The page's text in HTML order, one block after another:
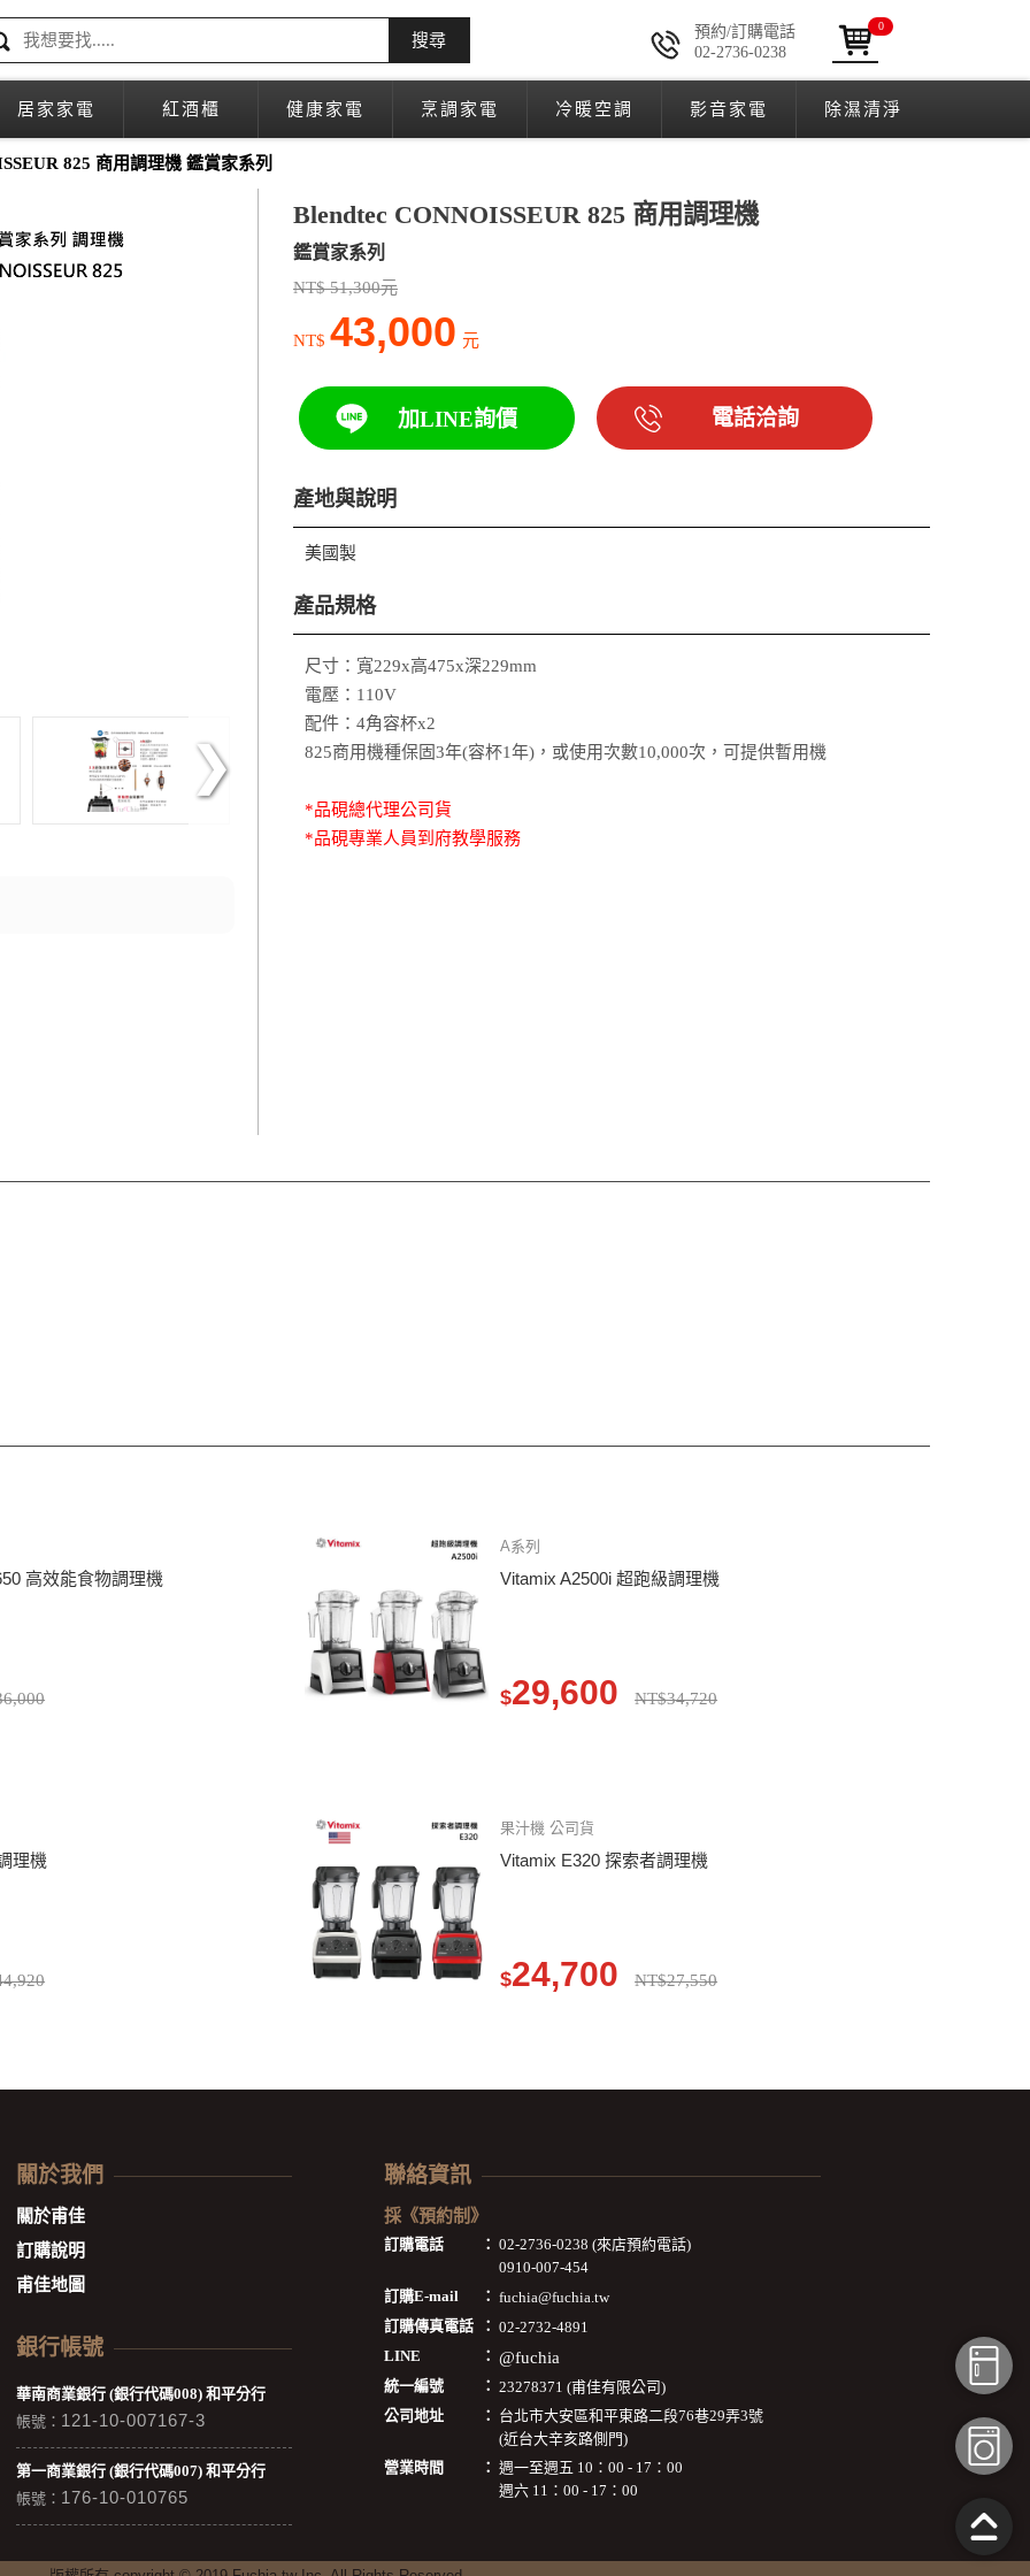
搜尋
預約/訂購電話
02-2736-0238
0
居家家電 紅酒櫃 健康家電 烹調家電 冷暖空調 影音家電 除濕清淨
825 商用調理機 鑑賞家系列
Blendtec CONNOISSEUR 825 商用調理機
鑑賞家系列
NT$ 51,300元
NT$ 43,000 元
加LINE詢價 電話洽詢
產地與說明
美國製
產品規格
尺寸：寬229x高475x深229mm
電壓：110V
配件：4角容杯x2
825商用機種保固3年(容杯1年)，或使用次數10,000次，可提供暫用機
*品硯總代理公司貨
*品硯專業人員到府教學服務
高效能食物調理機
A系列
Vitamix A2500i 超跑級調理機
$29,600 NT$34,720
理機
果汁機 公司貨
Vitamix E320 探索者調理機
$24,700 NT$27,550
關於我們
關於甫佳
訂購說明
甫佳地圖
銀行帳號
華南商業銀行 (銀行代碼008) 和平分行
帳號： 121-10-007167-3
第一商業銀行 (銀行代碼007) 和平分行
帳號： 176-10-010765
聯絡資訊
採《預約制》
訂購電話 ： 02-2736-0238 (來店預約電話)
0910-007-454
訂購E-mail
： fuchia@fuchia.tw
訂購傳真電話
： 02-2732-4891
LINE
： @fuchia
統一編號 ： 23278371 (甫佳有限公司)
公司地址
： 台北市大安區和平東路二段76巷29弄3號
(近台大辛亥路側門)
營業時間
： 週一至週五 10：00 - 17：00
週六 11：00 - 17：00